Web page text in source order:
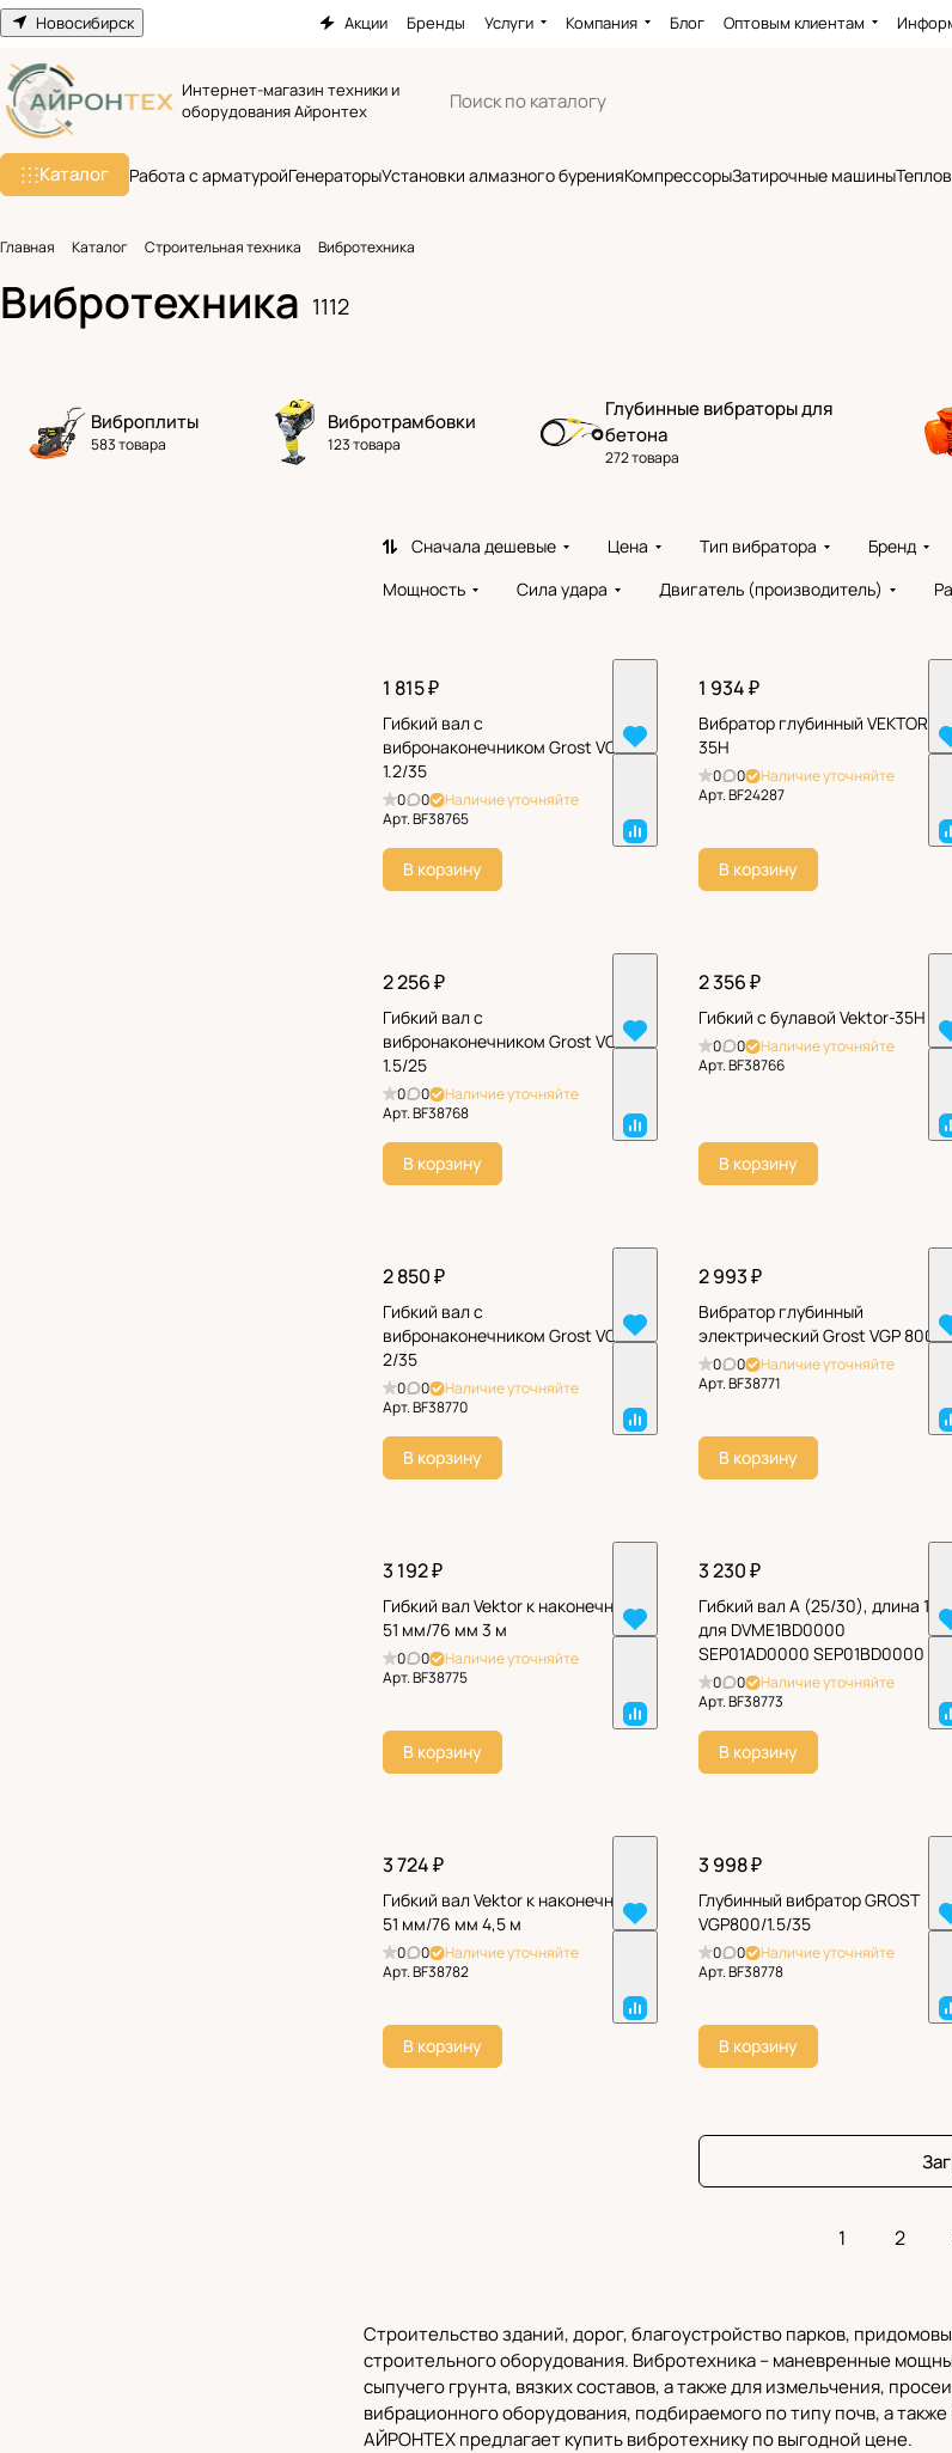
Новосибирск Акции Бренды Услуги Компания Блог Оптовым клиентам
Интернет-магазин техники и
оборудования Айронтех
Каталог Работа с арматуройГенераторыУстановки алмазного буренияКомпрессорыЗатирочные машины
Главная Каталог Строительная техника Вибротехника
Вибротехника 1112
Виброплиты
583 товара
Вибротрамбовки
123 товара
Глубинные вибраторы для
бетона
272 товара
Сначала дешевые Цена Тип вибратора Бренд
Мощность
Сила удара Двигатель (производитель)
1 815 ₽
Гибкий вал с
вибронаконечником Grost VG
1.2/35
0 0
Наличие уточняйте
Арт.BF38765
В корзину
1 934 ₽
Вибратор глубинный VEKTOR-
35H
0 0
Наличие уточняйте
Арт.BF24287
В корзину
2 256 ₽
Гибкий вал с
вибронаконечником Grost VG
1.5/25
0 0
Наличие уточняйте
Арт.BF38768
В корзину
2 356 ₽
Гибкий с булавой Vektor-35H
0 0
Наличие уточняйте
Арт.BF38766
В корзину
2 850 ₽
Гибкий вал с
вибронаконечником Grost VG
2/35
0 0
Наличие уточняйте
Арт.BF38770
В корзину
2 993 ₽
Вибратор глубинный
электрический Grost VGP 800
0 0
Наличие уточняйте
Арт.BF38771
В корзину
3 192 ₽
Гибкий вал Vektor к наконечнику
51 мм/76 мм 3 м
0 0
Наличие уточняйте
Арт.BF38775
В корзину
3 230 ₽
Гибкий вал A (25/30), длина 1 м,
для DVME1BD0000
SEP01AD0000 SEP01BD0000
0 0
Наличие уточняйте
Арт.BF38773
В корзину
3 724 ₽
Гибкий вал Vektor к наконечнику
51 мм/76 мм 4,5 м
0 0
Наличие уточняйте
Арт.BF38782
В корзину
3 998 ₽
Глубинный вибратор GROST
VGP800/1.5/35
0 0
Наличие уточняйте
Арт.BF38778
В корзину
1 2
Строительство зданий, дорог, благоустройство парков,
строительного оборудования. Вибротехника – маневренные
сыпучего грунта, вязких составов, а также для измельчения,
вибрационного оборудования, подбираемого по типу почв, а
АЙРОНТЕХпредлагает купить вибротехнику по выгодной цене.